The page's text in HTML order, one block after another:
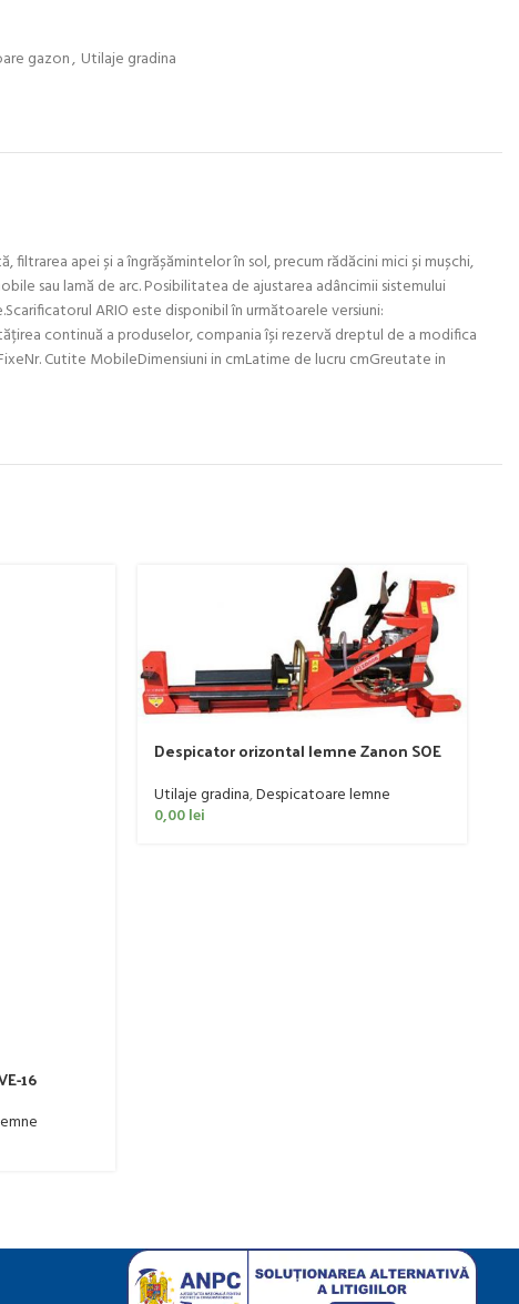
gazon, Utilaje gradina
apei și a îngrășămintelor în sol, precum rădăcini mici și mușchi,
sau lamă de arc. Posibilitatea de ajustarea adâncimii sistemului
ARIO este disponibil în următoarele versiuni:
continuă a produselor, compania își rezervă dreptul de a modifica
Cutite MobileDimensiuni in cmLatime de lucru cmGreutate in
16
Despicator orizontal lemne Zanon SOE
Utilaje gradina,Despicatoare lemne
0,00lei